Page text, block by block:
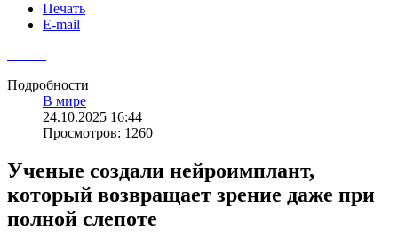
Печать
E-mail
Подробности
В мире
24.10.2025 16:44
Просмотров: 1260
Ученые создали нейроимплант,
который возвращает зрение даже при
полной слепоте